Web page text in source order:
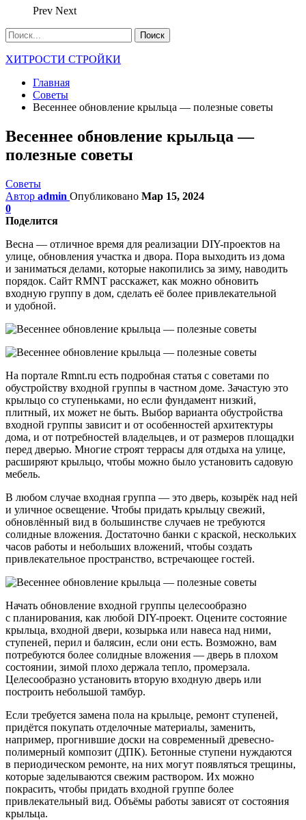
Prev Next
ХИТРОСТИ СТРОЙКИ
Главная
Советы
Весеннее обновление крыльца — полезные советы
Весеннее обновление крыльца —
полезные советы
Советы
Автор admin Опубликовано Мар 15, 2024
0
Поделится
Весна — отличное время для реализации DIY-проектов на
улице, обновления участка и двора. Пора выходить из дома
и заниматься делами, которые накопились за зиму, наводить
порядок. Сайт RMNT расскажет, как можно обновить
входную группу в дом, сделать её более привлекательной
и удобной.
На портале Rmnt.ru есть подробная статья с советами по
обустройству входной группы в частном доме. Зачастую это
крыльцо со ступеньками, но если фундамент низкий,
плитный, их может не быть. Выбор варианта обустройства
входной группы зависит и от особенностей архитектуры
дома, и от потребностей владельцев, и от размеров площадки
перед дверью. Многие строят террасы для отдыха на улице,
расширяют крыльцо, чтобы можно было установить садовую
мебель.
В любом случае входная группа — это дверь, козырёк над ней
и уличное освещение. Чтобы придать крыльцу свежий,
обновлённый вид в большинстве случаев не требуются
солидные вложения. Достаточно банки с краской, нескольких
часов работы и небольших вложений, чтобы создать
привлекательное пространство, встречающее гостей.
Начать обновление входной группы целесообразно
с планирования, как любой DIY-проект. Оцените состояние
крыльца, входной двери, козырька или навеса над ними,
ступеней, перил и балясин, если они есть. Возможно, вам
потребуются более солидные вложения — дверь в плохом
состоянии, зимой плохо держала тепло, промерзала.
Целесообразно установить вторую входную дверь или
построить небольшой тамбур.
Если требуется замена пола на крыльце, ремонт ступеней,
придётся покупать отделочные материалы, заменить,
например, прогнившие доски на современный древесно-
полимерный композит (ДПК). Бетонные ступени нуждаются
в периодическом ремонте, на них могут появляться трещины,
которые заделываются свежим раствором. Их можно
покрасить, чтобы придать входной группе более
привлекательный вид. Объёмы работы зависят от состояния
крыльца.